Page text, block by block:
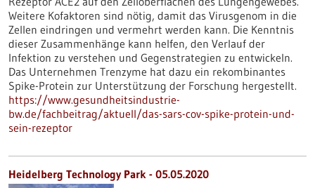
Weitere Kofaktoren sind nötig, damit das Virusgenom in die
Zellen eindringen und vermehrt werden kann. Die Kenntnis
dieser Zusammenhänge kann helfen, den Verlauf der
Infektion zu verstehen und Gegenstrategien zu entwickeln.
Das Unternehmen Trenzyme hat dazu ein rekombinantes
Spike-Protein zur Unterstützung der Forschung hergestellt.
https://www.gesundheitsindustrie-
bw.de/fachbeitrag/aktuell/das-sars-cov-spike-protein-und-
sein-rezeptor
Heidelberg Technology Park - 05.05.2020